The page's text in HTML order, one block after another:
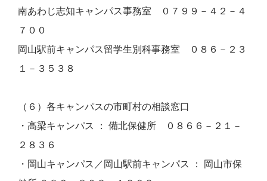
南あわじ志知キャンパス事務室 ０７９９－４２－４
７００
岡山駅前キャンパス留学生別科事務室 ０８６－２３
１－３５３８
（６）各キャンパスの市町村の相談窓口
・高梁キャンパス ： 備北保健所 ０８６６－２１－
２８３６
・岡山キャンパス／岡山駅前キャンパス ： 岡山市保